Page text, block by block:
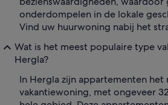
onderdompelen in de lokale
Vind uw huurwoning nabij het
Wat is het meest populaire type
Hergla?
In Hergla zijn appartementen
vakantiewoning, met ongeveer